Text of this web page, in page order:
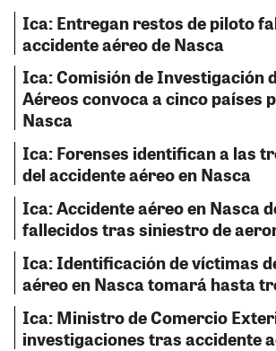
Ica: Entregan restos de piloto
accidente aéreo de Nasca
Ica: Comisión de Investigación
Aéreos convoca a cinco países
Nasca
Ica: Forenses identifican a las
del accidente aéreo en Nasca
Ica: Accidente aéreo en Nasca
fallecidos tras siniestro de
Ica: Identificación de víctimas
aéreo en Nasca tomará hasta
Ica: Ministro de Comercio
investigaciones tras accidente